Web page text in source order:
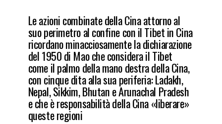
Le azioni combinate della Cina attorno al
suo perimetro al confine con il Tibet in Cina
ricordano minacciosamente la dichiarazione
del 1950 di Mao che considera il Tibet
come il palmo della mano destra della Cina,
con cinque dita alla sua periferia: Ladakh,
Nepal, Sikkim, Bhutan e Arunachal Pradesh
e che è responsabilità della Cina «liberare»
queste regioni